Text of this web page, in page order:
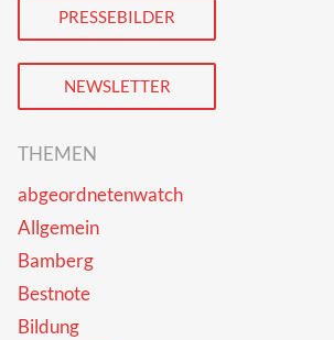
PRESSEBILDER
NEWSLETTER
THEMEN
abgeordnetenwatch
Allgemein
Bamberg
Bestnote
Bildung